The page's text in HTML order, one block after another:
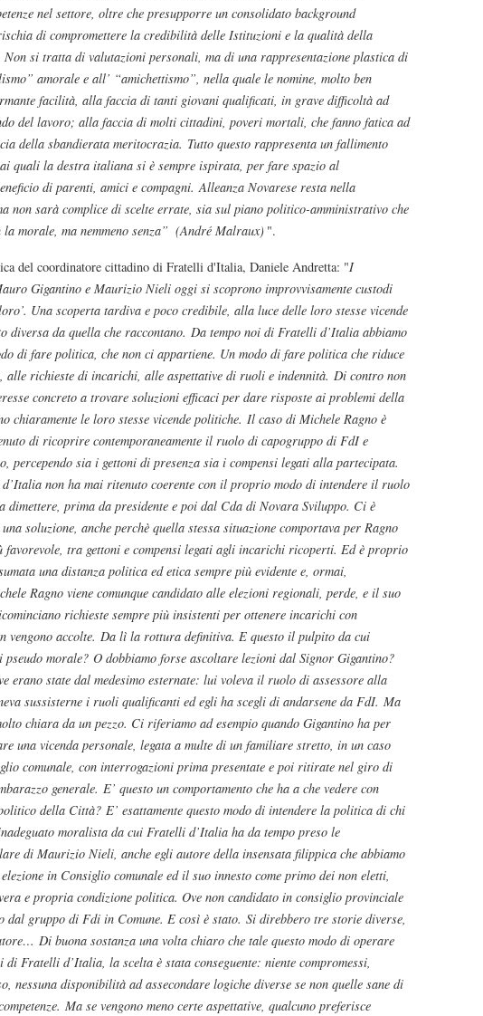
nel settore, oltre che presupporre un consolidato background
di compromettere la credibilità delle Istituzioni e la qualità della
Non si tratta di valutazioni personali, ma di una rappresentazione plastica di
amorale e all’ “amichettismo”, nella quale le nomine, molto ben
facilità, alla faccia di tanti giovani qualificati, in grave difficoltà ad
del lavoro; alla faccia di molti cittadini, poveri mortali, che fanno fatica ad
della sbandierata meritocrazia. Tutto questo rappresenta un fallimento
quali la destra italiana si è sempre ispirata, per fare spazio al
di parenti, amici e compagni. Alleanza Novarese resta nella
non sarà complice di scelte errate, sia sul piano politico-amministrativo che
morale, ma nemmeno senza” (André Malraux) ".
del coordinatore cittadino di Fratelli d'Italia, Daniele Andretta: "I
Gigantino e Maurizio Nieli oggi si scoprono improvvisamente custodi
Una scoperta tardiva e poco credibile, alla luce delle loro stesse vicende
diversa da quella che raccontano. Da tempo noi di Fratelli d’Italia abbiamo
di fare politica, che non ci appartiene. Un modo di fare politica che riduce
alle richieste di incarichi, alle aspettative di ruoli e indennità. Di contro non
concreto a trovare soluzioni efficaci per dare risposte ai problemi della
chiaramente le loro stesse vicende politiche. Il caso di Michele Ragno è
di ricoprire contemporaneamente il ruolo di capogruppo di FdI e
percependo sia i gettoni di presenza sia i compensi legati alla partecipata.
d’Italia non ha mai ritenuto coerente con il proprio modo di intendere il ruolo
dimettere, prima da presidente e poi dal Cda di Novara Sviluppo. Ci è
soluzione, anche perchè quella stessa situazione comportava per Ragno
favorevole, tra gettoni e compensi legati agli incarichi ricoperti. Ed è proprio
una distanza politica ed etica sempre più evidente e, ormai,
Ragno viene comunque candidato alle elezioni regionali, perde, e il suo
richieste sempre più insistenti per ottenere incarichi con
vengono accolte. Da lì la rottura definitiva. E questo il pulpito da cui
morale? O dobbiamo forse ascoltare lezioni dal Signor Gigantino?
erano state dal medesimo esternate: lui voleva il ruolo di assessore alla
sussisterne i ruoli qualificanti ed egli ha scegli di andarsene da FdI. Ma
chiara da un pezzo. Ci riferiamo ad esempio quando Gigantino ha per
una vicenda personale, legata a multe di un familiare stretto, in un caso
comunale, con interrogazioni prima presentate e poi ritirate nel giro di
generale. E’ questo un comportamento che ha a che vedere con
della Città? E’ esattamente questo modo di intendere la politica di chi
moralista da cui Fratelli d’Italia ha da tempo preso le
di Maurizio Nieli, anche egli autore della insensata filippica che abbiamo
in Consiglio comunale ed il suo innesto come primo dei non eletti,
e propria condizione politica. Ove non candidato in consiglio provinciale
dal gruppo di Fdi in Comune. E così è stato. Si direbbero tre storie diverse,
Di buona sostanza una volta chiaro che tale questo modo di operare
Fratelli d’Italia, la scelta è stata conseguente: niente compromessi,
nessuna disponibilità ad assecondare logiche diverse se non quelle sane di
Ma se vengono meno certe aspettative, qualcuno preferisce